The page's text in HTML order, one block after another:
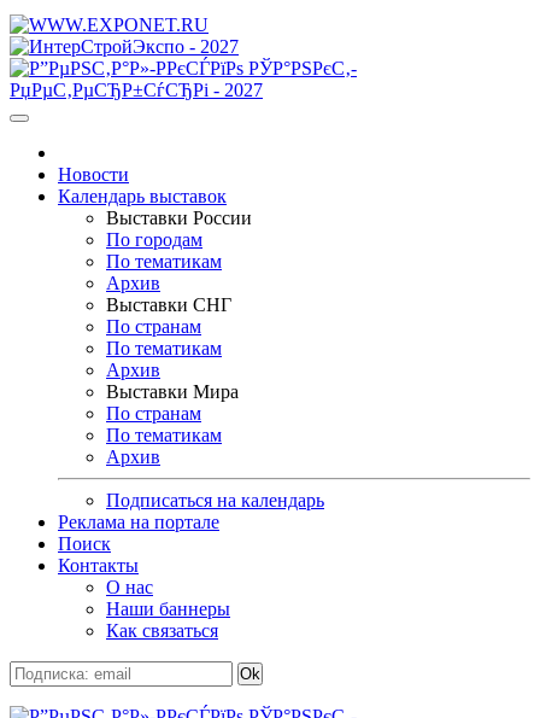
Новости
Календарь выставок
Выставки России
По городам
По тематикам
Архив
Выставки СНГ
По странам
По тематикам
Архив
Выставки Мира
По странам
По тематикам
Архив
Подписаться на календарь
Реклама на портале
Поиск
Контакты
О нас
Наши баннеры
Как связаться